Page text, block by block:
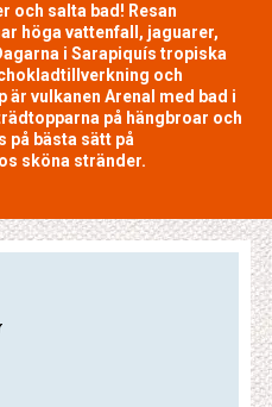
och salta bad! Resan
höga vattenfall, jaguarer,
i Sarapiquís tropiska
och
vulkanen Arenal med bad i
på hängbroar och
på bästa sätt på
sköna stränder.